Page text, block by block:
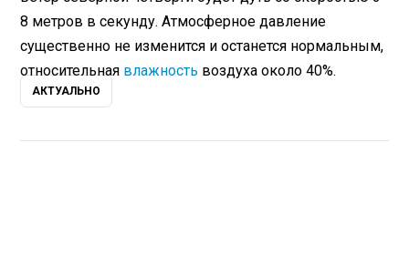
8 метров в секунду. Атмосферное давление
существенно не изменится и останется нормальным,
относительная влажность воздуха около 40%.
АКТУАЛЬНО